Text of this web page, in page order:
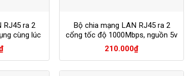
RJ45 ra 2
cùng lúc
Bộ chia mạng LAN RJ45 ra 2
cổng tốc độ 1000Mbps, nguồn 5v
210.000₫